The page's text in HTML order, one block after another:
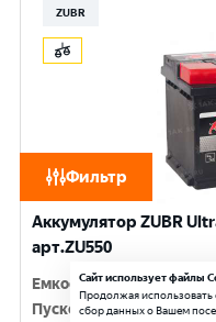
Фильтр
ZUBR
Аккумулятор ZUBR
арт.ZU550
Емкость:55 Ач
Пусковой ток:530 A
Сайт использует файлы
Продолжая использовать
сбор данных о Вашем